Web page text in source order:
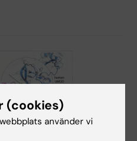
(cookies)
använder vi